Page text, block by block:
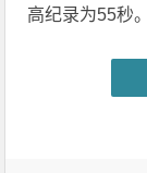
高纪录为55秒。